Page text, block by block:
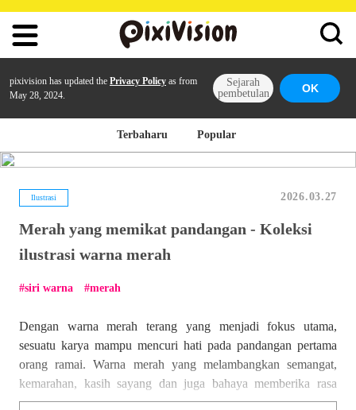
pixivision has updated the Privacy Policy as from
May 28, 2024.
Sejarah
pembetulan
OK
Terbaharu Popular
Ilustrasi 2026.03.27
Merah yang memikat pandangan - Koleksi
ilustrasi warna merah
siri warna merah
Dengan warna merah terang yang menjadi fokus utama,
sesuatu karya mampu mencuri hati pada pandangan pertama
orang ramai. Warna merah yang melambangkan semangat,
kemarahan, kasih sayang dan juga bahaya memberika rasa
tegang serta kehadiran yangkuat dalam sesuatu karya.